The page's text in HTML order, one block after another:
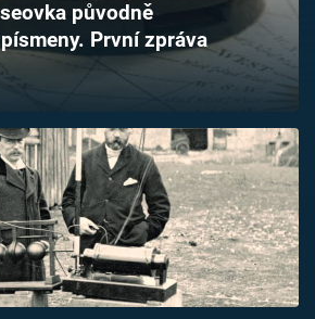
původně
První zpráva